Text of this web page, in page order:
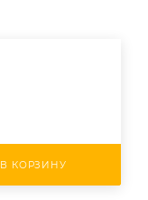
В КОРЗИНУ